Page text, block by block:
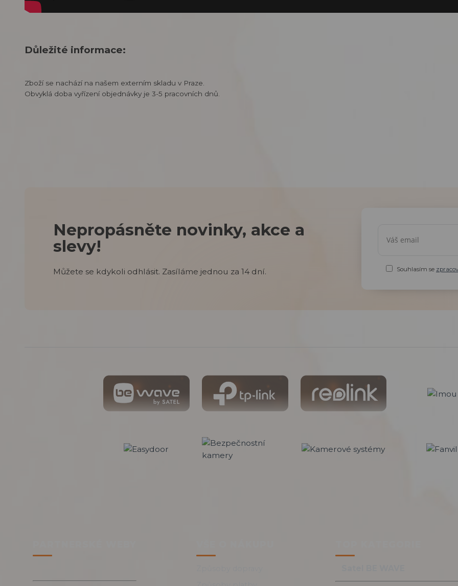
Důležité informace:
Zboží se nachází na našem externím skladu v Praze.
Obvyklá doba vyřízení objednávky je 3-5 pracovních dnů.
Nepropásněte novinky, akce a
slevy!
Můžete se kdykoli odhlásit. Zasíláme jednou za 14 dní. Souhlasím se